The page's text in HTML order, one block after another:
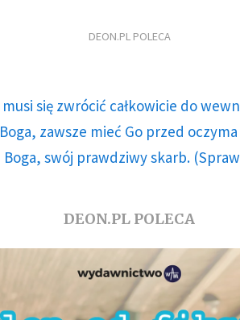
DEON.PL POLECA
się zwrócić całkowicie do
zawsze mieć Go przed
swój prawdziwy skarb.
DEON.PL POLECA